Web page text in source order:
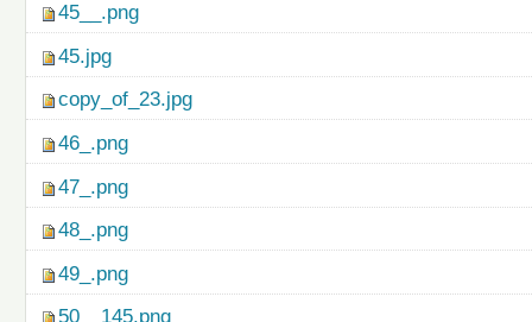
45__.png
45.jpg
copy_of_23.jpg
46_.png
47_.png
48_.png
49_.png
50__145.png